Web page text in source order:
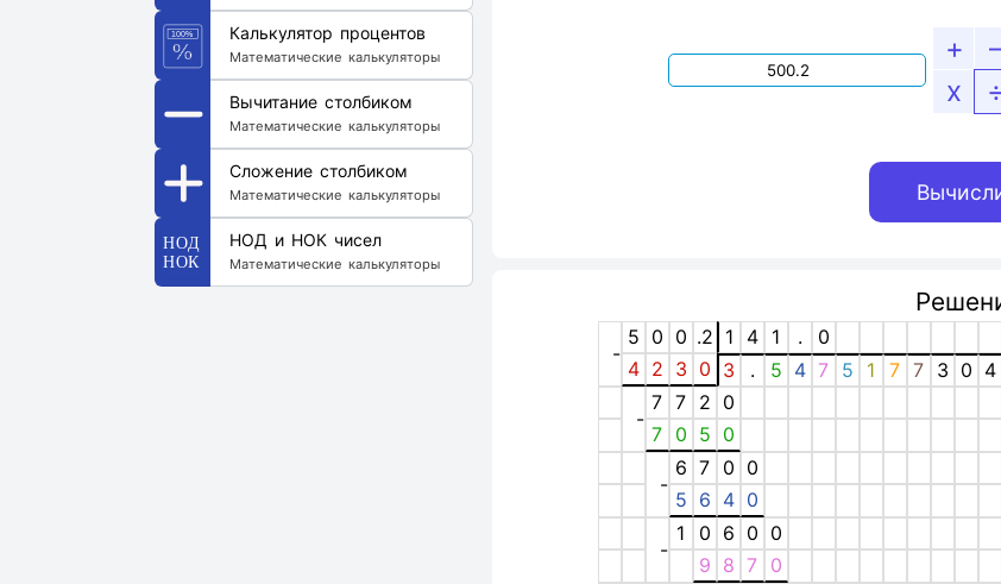
Калькулятор процентов
Математические калькуляторы
Вычитание столбиком
Математические калькуляторы
Сложение столбиком
Математические калькуляторы
НОД и НОК чисел
Математические калькуляторы
+
x
-
5 0 0 .2 1 4 1 .
0
4 2 3 0 3 . 5 4 7 5 1 7 7 3 0 4
-
7 7 2 0
7 0 5 0
-
6 7 0 0
5 6 4 0
-
1 0 6 0 0
9 8 7 0